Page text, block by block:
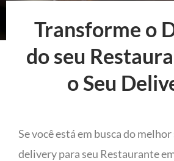
Transforme o
do seu
o Seu
Se você está em busca do
delivery para seu Restaurante